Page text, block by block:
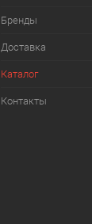
Бренды
Доставка
Каталог
Контакты